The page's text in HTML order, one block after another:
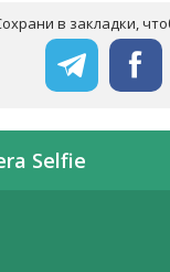
в закладки,
Selfie